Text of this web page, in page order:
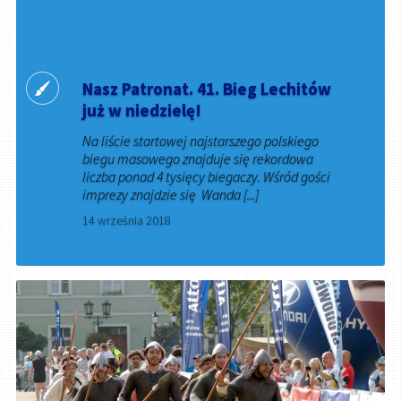
Nasz Patronat. 41. Bieg Lechitów
już w niedzielę!
Na liście startowej najstarszego polskiego
biegu masowego znajduje się rekordowa
liczba ponad 4 tysięcy biegaczy. Wśród gości
imprezy znajdzie się Wanda [...]
14 września 2018